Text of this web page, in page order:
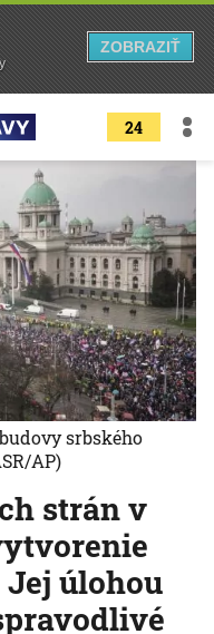
24
strán v
úlohou
srbského
AP)
ZOBRAZIŤ